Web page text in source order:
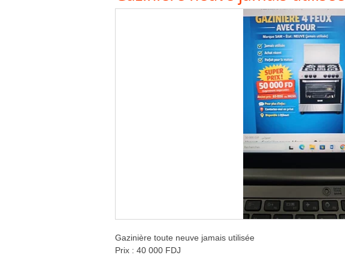
Gazinière toute neuve jamais utilisée
Prix : 40 000 FDJ